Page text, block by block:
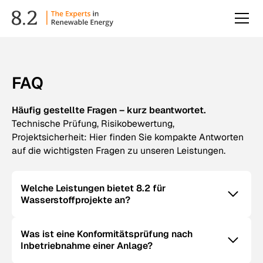
FAQ
Häufig gestellte Fragen – kurz beantwortet.
Technische Prüfung, Risikobewertung,
Projektsicherheit: Hier finden Sie kompakte Antworten
auf die wichtigsten Fragen zu unseren Leistungen.
Welche Leistungen bietet 8.2 für
Wasserstoffprojekte an?
Was ist eine Konformitätsprüfung nach
Inbetriebnahme einer Anlage?